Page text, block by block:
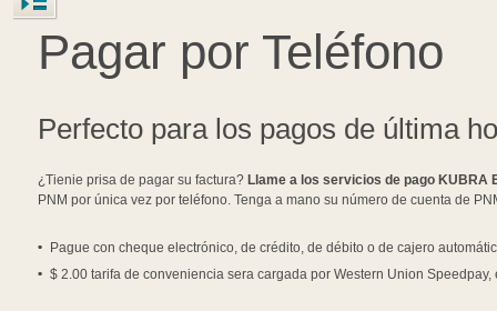
Pagar por Teléfono
Perfecto para los pagos de última
¿Tienie prisa de pagar su factura? Llame a los servicios de pago KUBRA
PNM por única vez por teléfono. Tenga a mano su número de cuenta de
Pague con cheque electrónico, de crédito, de débito o de cajero
$ 2.00 tarifa de conveniencia sera cargada por Western Union